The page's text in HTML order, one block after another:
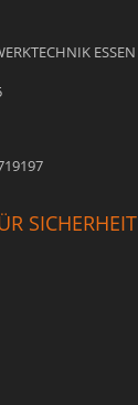
ESSEN
SICHERHEIT